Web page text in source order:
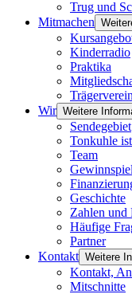
Trug und
Mitmachen
Kinderradio
Praktika
Trägerverein
Wir Weitere
Sendegebiet
Tonkuhle
Team
Geschichte
Zahlen und
Häufige
Partner
Kontakt Weitere
Kontakt,
Mitschnitte